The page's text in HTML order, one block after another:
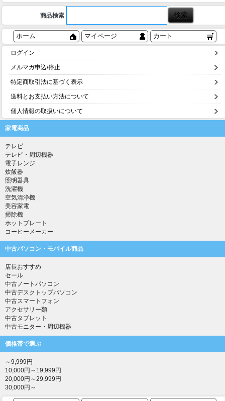
商品検索
ホーム マイページ カート
ログイン
メルマガ申込/停止
特定商取引法に基づく表示
送料とお支払い方法について
個人情報の取扱いについて
家電商品
テレビ
テレビ・周辺機器
電子レンジ
炊飯器
照明器具
洗濯機
空気清浄機
美容家電
掃除機
ホットプレート
コーヒーメーカー
中古パソコン・モバイル商品
店長おすすめ
セール
中古ノートパソコン
中古デスクトップパソコン
中古スマートフォン
アクセサリー類
中古タブレット
中古モニター・周辺機器
価格帯で選ぶ
～9,999円
10,000円～19,999円
20,000円～29,999円
30,000円～